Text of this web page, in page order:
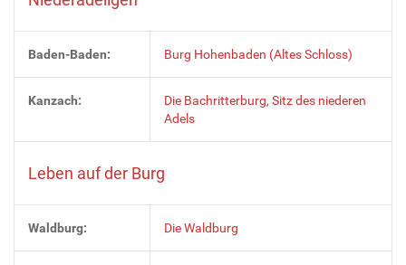
Baden-Baden: Burg Hohenbaden (Altes Schloss)
Kanzach:
Die Bachritterburg, Sitz des niederen
Adels
Leben auf der Burg
Waldburg: Die Waldburg